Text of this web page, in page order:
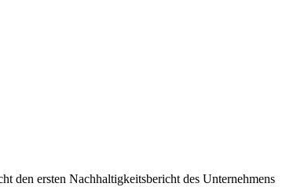
den ersten Nachhaltigkeitsbericht des Unternehmens